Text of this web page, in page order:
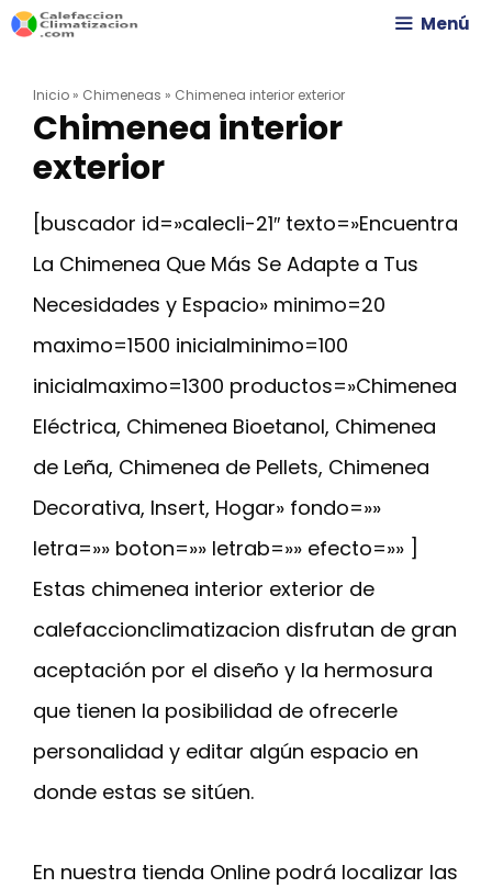
Saltar
contenido
Menú
Inicio » Chimeneas » Chimenea interior exterior
Chimenea interior
exterior
[buscador id=»calecli-21″ texto=»Encuentra
La Chimenea Que Más Se Adapte a Tus
Necesidades y Espacio» minimo=20
maximo=1500 inicialminimo=100
inicialmaximo=1300 productos=»Chimenea
Eléctrica, Chimenea Bioetanol, Chimenea
de Leña, Chimenea de Pellets, Chimenea
Decorativa, Insert, Hogar» fondo=»»
letra=»» boton=»» letrab=»» efecto=»» ]
Estas chimenea interior exterior de
calefaccionclimatizacion disfrutan de gran
aceptación por el diseño y la hermosura
que tienen la posibilidad de ofrecerle
personalidad y editar algún espacio en
donde estas se sitúen.
En nuestra tienda Online podrá localizar las